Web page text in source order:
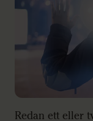
Redan ett eller